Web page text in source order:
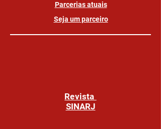
Parcerias atuais
Seja um parceiro
Revista
SINARJ